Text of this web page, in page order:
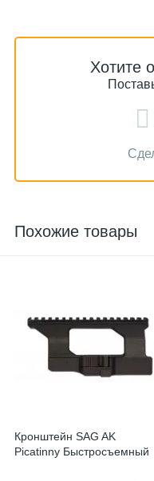
Хотите
Похожие товары
Кронштейн SAG AK
Picatinny Быстросъемный